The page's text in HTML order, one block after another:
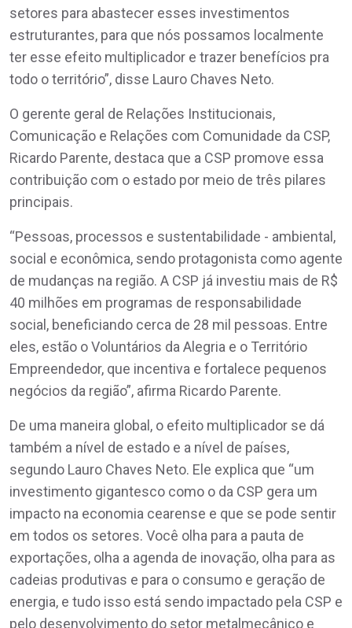
setores para abastecer esses investimentos
estruturantes, para que nós possamos localmente
ter esse efeito multiplicador e trazer benefícios pra
todo o território”, disse Lauro Chaves Neto.
O gerente geral de Relações Institucionais,
Comunicação e Relações com Comunidade da CSP,
Ricardo Parente, destaca que a CSP promove essa
contribuição com o estado por meio de três pilares
principais.
“Pessoas, processos e sustentabilidade - ambiental,
social e econômica, sendo protagonista como agente
de mudanças na região. A CSP já investiu mais de R$
40 milhões em programas de responsabilidade
social, beneficiando cerca de 28 mil pessoas. Entre
eles, estão o Voluntários da Alegria e o Território
Empreendedor, que incentiva e fortalece pequenos
negócios da região”, afirma Ricardo Parente.
De uma maneira global, o efeito multiplicador se dá
também a nível de estado e a nível de países,
segundo Lauro Chaves Neto. Ele explica que “um
investimento gigantesco como o da CSP gera um
impacto na economia cearense e que se pode sentir
em todos os setores. Você olha para a pauta de
exportações, olha a agenda de inovação, olha para as
cadeias produtivas e para o consumo e geração de
energia, e tudo isso está sendo impactado pela CSP e
pelo desenvolvimento do setor metalmecânico e